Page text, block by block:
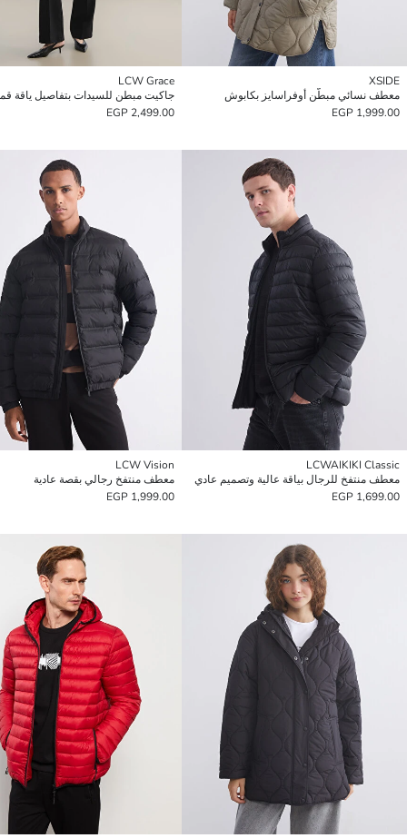
XSIDE
معطف نسائي مبطّن أوفراسايز بكابوش
1,999.00 EGP
LCW Grace
جاكيت مبطن للسيدات بتفاصيل ياقة
2,499.00 EGP
LCWAIKIKI Classic
معطف منتفخ للرجال بياقة عالية وتصميم عادي
1,699.00 EGP
LCW Vision
معطف منتفخ رجالي بقصة عادية
1,999.00 EGP